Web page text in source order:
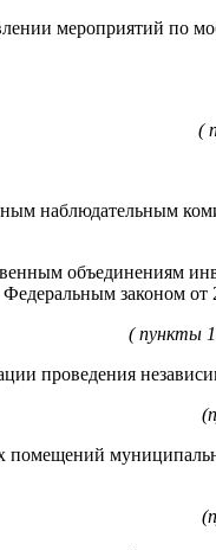
мероприятий по
(
наблюдательным
объединениям
Федеральным законом
( пункты
проведения
помещений